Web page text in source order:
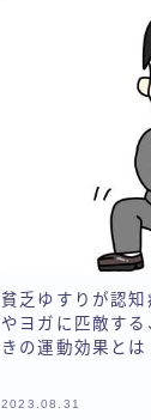
貧乏ゆすりが認
やヨガに匹敵す
きの運動効果とは
2023.08.31